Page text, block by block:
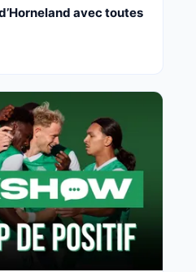
avec toutes